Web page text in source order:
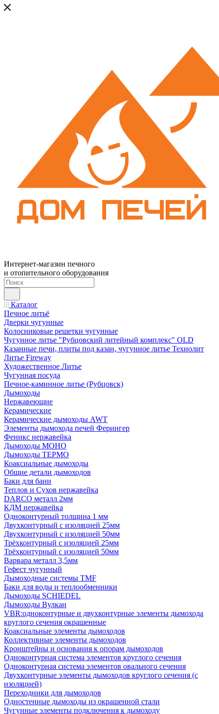
Интернет-магазин печного
и отопительного оборудования
Каталог
Печное литьё
Дверки чугунные
Колосниковые решетки чугунные
Чугунное литье "Рубцовский литейный комплекс" OLD
Казанные печи, плиты под казан, чугунное литье Технолит
Литье Fireway
Художественное Литье
Чугунная посуда
Печное-каминное литье (Рубцовск)
Дымоходы
Нержавеющие
Керамические
Керамические дымоходы AWT
Элементы дымохода печей Ферингер
Феникс нержавейка
Дымоходы МОНО
Дымоходы ТЕРМО
Коаксиальные дымоходы
Общие детали дымоходов
Баки для бани
Теплов и Сухов нержавейка
DARCO металл 2мм
КДМ нержавейка
Одноконтурный толщина 1 мм
Двухконтурный с изоляцией 25мм
Двухконтурный с изоляцией 50мм
Трёхконтурный с изоляцией 25мм
Трёхконтурный с изоляцией 50мм
Варвара металл 3,5мм
Гефест чугунный
Дымоходные системы TMF
Баки для воды и теплообменники
Дымоходы SCHIEDEL
Дымоходы Вулкан
VBR:одноконтурные и двухконтурные элементы дымохода
круглого сечения окрашенные
Коаксиальные элементы дымоходов
Коллективные элементы дымоходов
Кронштейны и основания к опорам дымоходов
Одноконтурная система элементов круглого сечения
Одноконтурная система элементов овального сечения
Двухконтурные элементы дымоходов круглого сечения (с
изоляцией)
Переходники для дымоходов
Одностенные дымоходы из окрашенной стали
Чугунные элементы подключения к дымоходу